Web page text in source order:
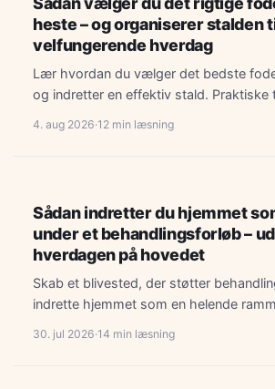
heste – og organiserer stalden
velfungerende hverdag
Lær hvordan du vælger det bedste
og indretter en effektiv stald. Praktiske
4. aug 2026·12 min læsning
Sådan indretter du hjemmet
under et behandlingsforløb –
hverdagen på hovedet
Skab et blivested, der støtter
indrette hjemmet som en helende
30. jul 2026·14 min læsning